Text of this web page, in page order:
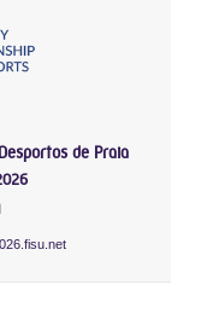
de Praia